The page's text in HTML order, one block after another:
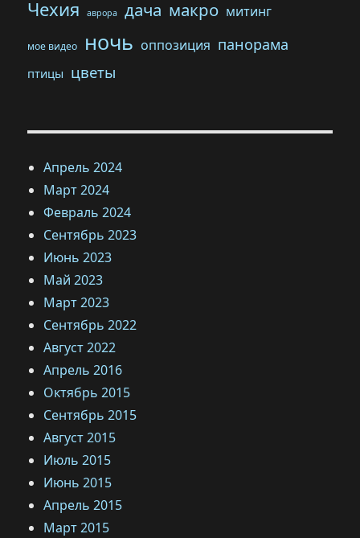
Чехия аврора дача макро митинг
мое видео ночь оппозиция панорама
птицы цветы
Апрель 2024
Март 2024
Февраль 2024
Сентябрь 2023
Июнь 2023
Май 2023
Март 2023
Сентябрь 2022
Август 2022
Апрель 2016
Октябрь 2015
Сентябрь 2015
Август 2015
Июль 2015
Июнь 2015
Апрель 2015
Март 2015